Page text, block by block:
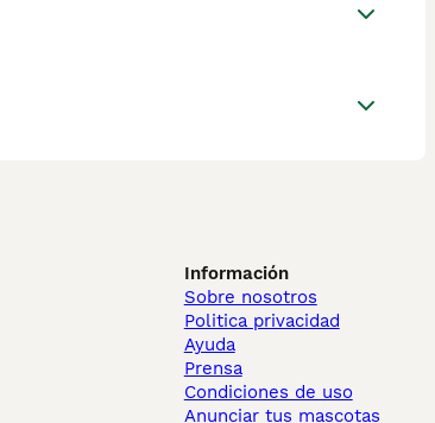
Información
Sobre nosotros
Politica privacidad
Ayuda
Prensa
Condiciones de uso
Anunciar tus mascotas